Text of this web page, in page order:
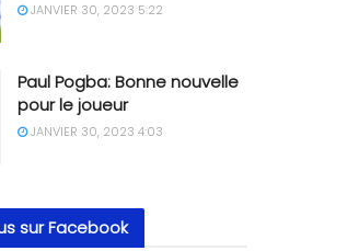
JANVIER 30, 2023 5:22
Paul Pogba: Bonne nouvelle
pour le joueur
JANVIER 30, 2023 4:03
sur Facebook